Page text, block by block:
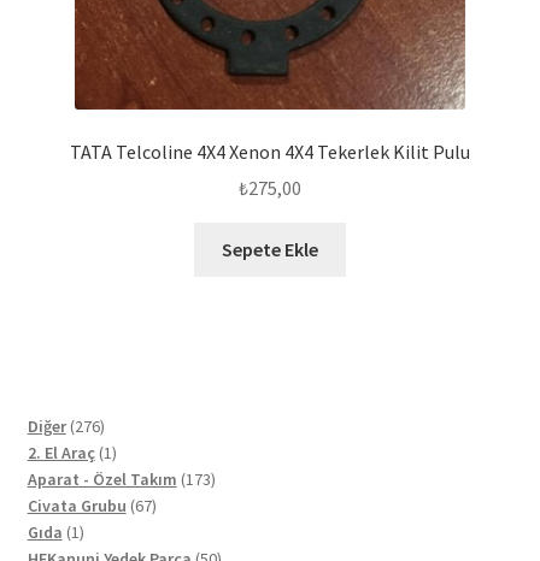
TATA Telcoline 4X4 Xenon 4X4 Tekerlek Kilit Pulu
₺275,00
Sepete Ekle
Diğer 276276
ürün
2. El Araç 11
ürün
Aparat - Özel Takım 173173
Civata Grubu 6767
Gıda 11